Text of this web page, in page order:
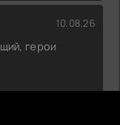
10.08.26
герои